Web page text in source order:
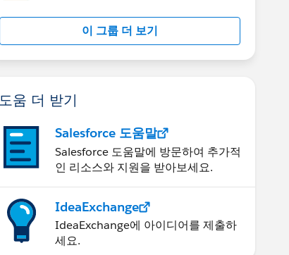
이 그룹 더 보기
도움 더 받기
Salesforce 도움말
Salesforce 도움말에 방문하여 추가적
인 리소스와 지원을 받아보세요.
IdeaExchange
IdeaExchange에 아이디어를 제출하
세요.